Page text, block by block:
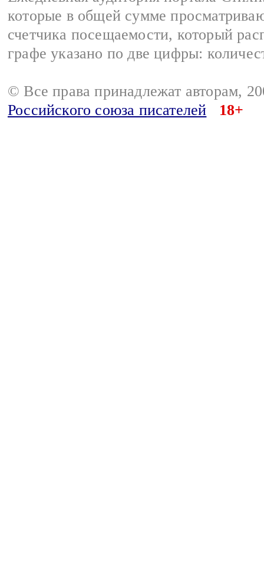
которые в общей сумме
счетчика посещаемости, который
графе указано по две цифры:
© Все права принадлежат авторам,
Российского союза писателей
18+